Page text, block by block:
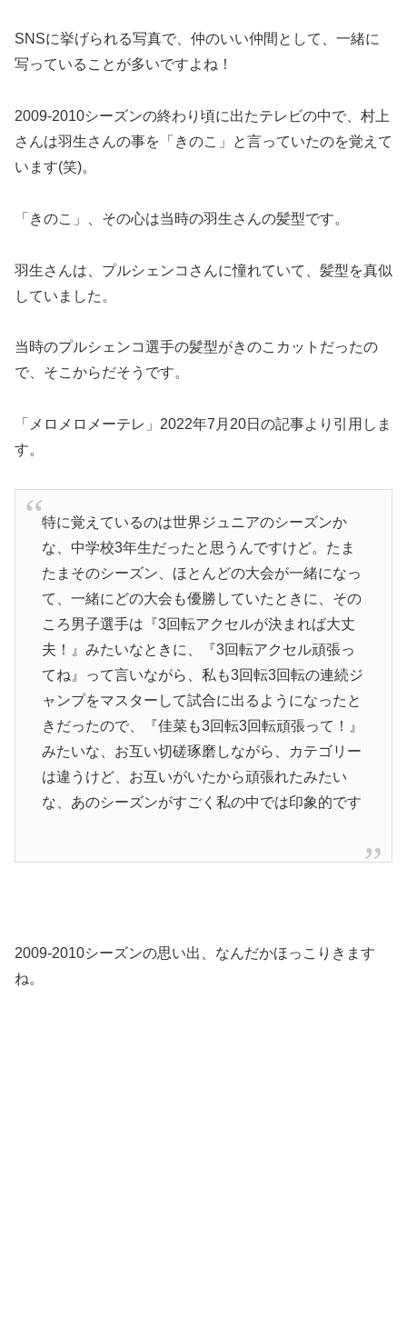
SNSに挙げられる写真で、仲のいい仲間として、一緒に
写っていることが多いですよね！
2009-2010シーズンの終わり頃に出たテレビの中で、村上
さんは羽生さんの事を「きのこ」と言っていたのを覚えて
います(笑)。
「きのこ」、その心は当時の羽生さんの髪型です。
羽生さんは、プルシェンコさんに憧れていて、髪型を真似
していました。
当時のプルシェンコ選手の髪型がきのこカットだったの
で、そこからだそうです。
「メロメロメーテレ」2022年7月20日の記事より引用しま
す。
特に覚えているのは世界ジュニアのシーズンか
な、中学校3年生だったと思うんですけど。たま
たまそのシーズン、ほとんどの大会が一緒になっ
て、一緒にどの大会も優勝していたときに、その
ころ男子選手は『3回転アクセルが決まれば大丈
夫！』みたいなときに、『3回転アクセル頑張っ
てね』って言いながら、私も3回転3回転の連続ジ
ャンプをマスターして試合に出るようになったと
きだったので、『佳菜も3回転3回転頑張って！』
みたいな、お互い切磋琢磨しながら、カテゴリー
は違うけど、お互いがいたから頑張れたみたい
な、あのシーズンがすごく私の中では印象的です
2009-2010シーズンの思い出、なんだかほっこりきます
ね。